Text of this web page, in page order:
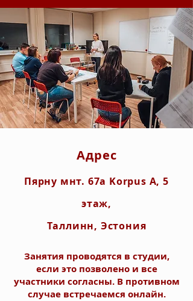
Адрес
Пярну мнт. 67a Korpus A, 5
этаж,
Таллинн, Эстония
Занятия проводятся в студии,
если это позволено и все
участники согласны. В противном
случае встречаемся онлайн.